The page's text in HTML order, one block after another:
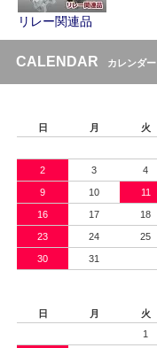
リレー関連品
CALENDAR カレンダー
日
月 火
2 3 4
9 10 11
16 17 18
23 24 25
30 31
日
月 火
1